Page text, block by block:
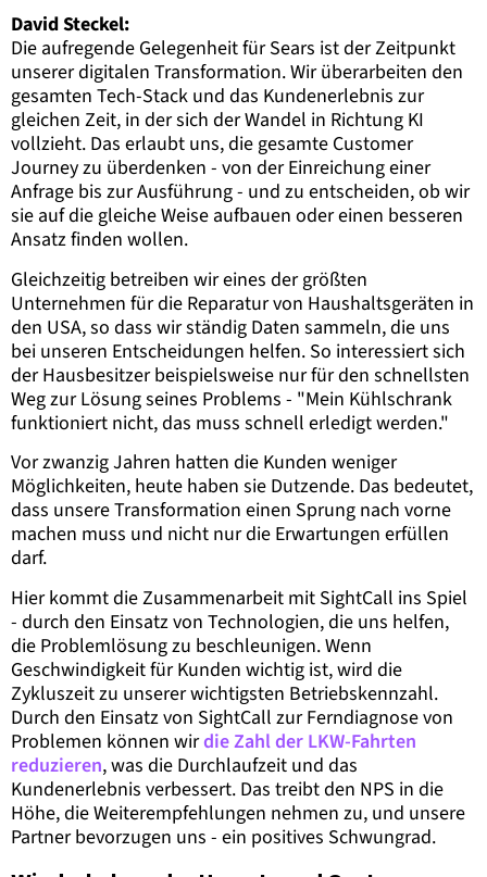
David Steckel:
Die aufregende Gelegenheit für Sears ist der Zeitpunkt
unserer digitalen Transformation. Wir überarbeiten den
gesamten Tech-Stack und das Kundenerlebnis zur
gleichen Zeit, in der sich der Wandel in Richtung KI
vollzieht. Das erlaubt uns, die gesamte Customer
Journey zu überdenken - von der Einreichung einer
Anfrage bis zur Ausführung - und zu entscheiden, ob wir
sie auf die gleiche Weise aufbauen oder einen besseren
Ansatz finden wollen.
Gleichzeitig betreiben wir eines der größten
Unternehmen für die Reparatur von Haushaltsgeräten in
den USA, so dass wir ständig Daten sammeln, die uns
bei unseren Entscheidungen helfen. So interessiert sich
der Hausbesitzer beispielsweise nur für den schnellsten
Weg zur Lösung seines Problems - "Mein Kühlschrank
funktioniert nicht, das muss schnell erledigt werden."
Vor zwanzig Jahren hatten die Kunden weniger
Möglichkeiten, heute haben sie Dutzende. Das bedeutet,
dass unsere Transformation einen Sprung nach vorne
machen muss und nicht nur die Erwartungen erfüllen
darf.
Hier kommt die Zusammenarbeit mit SightCall ins Spiel
- durch den Einsatz von Technologien, die uns helfen,
die Problemlösung zu beschleunigen. Wenn
Geschwindigkeit für Kunden wichtig ist, wird die
Zykluszeit zu unserer wichtigsten Betriebskennzahl.
Durch den Einsatz von SightCall zur Ferndiagnose von
Problemen können wirdie Zahl der LKW-Fahrten
reduzieren, was die Durchlaufzeit und das
Kundenerlebnis verbessert. Das treibt den NPS in die
Höhe, die Weiterempfehlungen nehmen zu, und unsere
Partner bevorzugen uns - ein positives Schwungrad.